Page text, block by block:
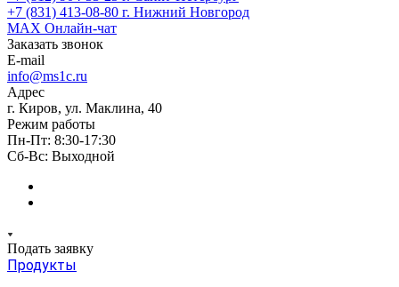
+7 (831) 413-08-80 г. Нижний Новгород
MAX Онлайн-чат
Заказать звонок
E-mail
info@ms1c.ru
Адрес
г. Киров, ул. Маклина, 40
Режим работы
Пн-Пт: 8:30-17:30
Cб-Вс: Выходной
Подать заявку
Продукты